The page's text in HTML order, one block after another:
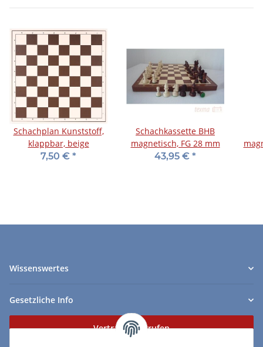
Schachplan Kunststoff,
klappbar, beige
7,50 € *
Schachkassette BHB
magnetisch, FG 28 mm
43,95 € *
Wissenswertes
Gesetzliche Info
Vertrag widerrufen